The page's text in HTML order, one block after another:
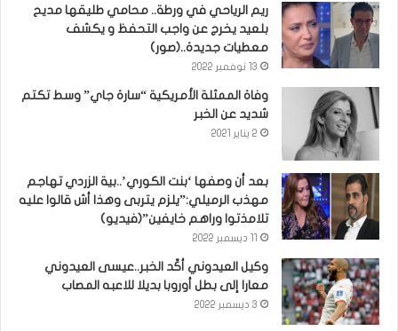
ريم الرياحي في ورطة.. محامي طليقها مديح
بلعيد يخرج عن واجب التحفظ و يكشف
معطيات جديدة..(صور)
13 نوفمبر 2022
وفاة الممثلة الأمريكية “سارة جاي” وسط تكتم
شديد عن الخبر
2 يناير 2021
بعد أن وصفها ‘بنت الكوري’..بية الزردي تهاجم
مهذب الرميلي:”يلزم يتربى وهذا أش قالوا عليه
تلامذتوا وراهم خايفين”(فيديو)
وكيل العيدوني أكّد الخبر..عيسى العيدوني
معارا إلى بطل أوروبا بديلا للاعبه المصاب
3 ديسمبر 2022